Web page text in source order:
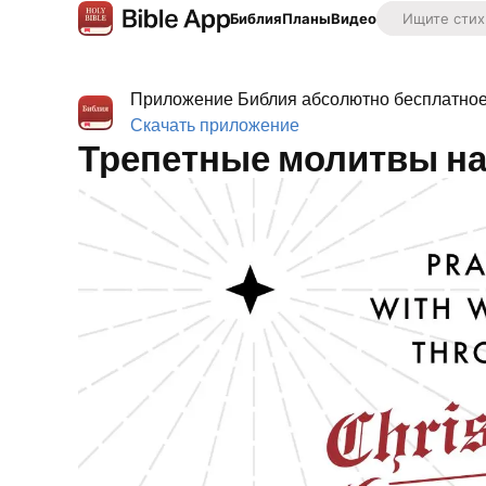
БиблияПланыВидео
Приложение Библия абсолютно
Скачать приложение
Трепетные молитвы